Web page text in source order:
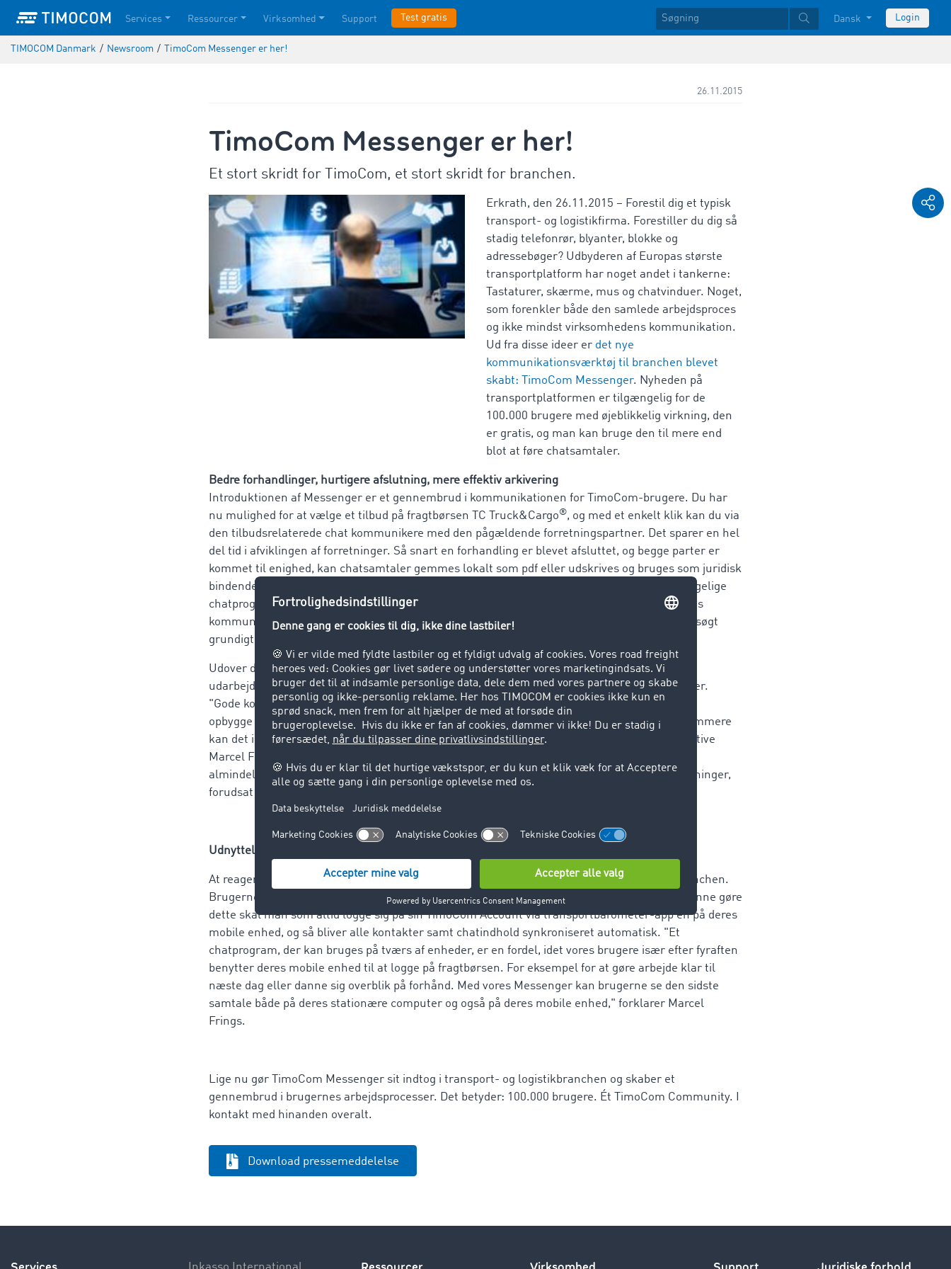
Services Ressourcer Virksomhed Support Test gratis Dansk Login
TIMOCOM Danmark / Newsroom / TimoCom Messenger er her!
26.11.2015
TimoCom Messenger er her!
Et stort skridt for TimoCom, et stort skridt for branchen.
Erkrath, den 26.11.2015 – Forestil dig et typisk
transport- og logistikfirma. Forestiller du dig så
stadig telefonrør, blyanter, blokke og
adressebøger? Udbyderen af Europas største
transportplatform har noget andet i tankerne:
Tastaturer, skærme, mus og chatvinduer. Noget,
som forenkler både den samlede arbejdsproces
og ikke mindst virksomhedens kommunikation.
Ud fra disse ideer er det nye
kommunikationsværktøj til branchen blevet
skabt: TimoCom Messenger. Nyheden på
transportplatformen er tilgængelig for de
100.000 brugere med øjeblikkelig virkning, den
er gratis, og man kan bruge den til mere end
blot at føre chatsamtaler.
Bedre forhandlinger, hurtigere afslutning, mere effektiv arkivering
Introduktionen af Messenger er et gennembrud i kommunikationen for TimoCom-brugere. Du har
nu mulighed for at vælge et tilbud på fragtbørsen TC Truck&Cargo®, og med et enkelt klik kan du via
den tilbudsrelaterede chat kommunikere med den pågældende forretningspartner. Det sparer en hel
del tid i afviklingen af forretninger. Så snart en forhandling er blevet afsluttet, og begge parter er
kommet til enighed, kan chatsamtaler gemmes lokalt som pdf eller udskrives og bruges som juridisk
bindende aftale. Sikkerhedsaspektet er også i fokus: I modsætning til andre offentligt tilgængelige
chatprogrammer kan kunderne være sikre på, at når de benytter TimoCom Messenger i deres
kommunikation, så er de i kontakt med en ægte bruger. Alle nye kunder bliver nemlig undersøgt
grundigt, før de overhovedet får adgang til transportplatformen.
Udover den tilbudsrelaterede chat har IT-firmaet med hovedsæde i Erkrath, Tyskland også
udarbejdet en almindelig chatfunktion, der kan bruges til networking og almindelige samtaler.
"Gode kontakter er altafgørende. Med den almindelige chatfunktion kan vores brugere nemt
opbygge et netværk med udvalgte partnere og holde kontakten ved lige over Messenger. Nemmere
kan det ikke være at pleje sine forretningsforbindelser", udtaler TimoComs Chief Representative
Marcel Frings. En yderligere fordel: Brugere af transportplatformen kan også benytte den
almindelige chat internt i firmaet til at kommunikere med kolleger og hurtigt udveksle oplysninger,
forudsat de også har en TimoCom licens.
Udnyttelse af forretningsmuligheder døgnet rundt
At reagere hurtigt og at være til rådighed med det samme spiller en stor rolle i transportbranchen.
Brugerne kan også bruge Messenger på mobile enheder, dvs. på tværs af enheder. For at kunne gøre
dette skal man som altid logge sig på sin TimoCom Account via transportbarometer-app'en på deres
mobile enhed, og så bliver alle kontakter samt chatindhold synkroniseret automatisk. "Et
chatprogram, der kan bruges på tværs af enheder, er en fordel, idet vores brugere især efter fyraften
benytter deres mobile enhed til at logge på fragtbørsen. For eksempel for at gøre arbejde klar til
næste dag eller danne sig overblik på forhånd. Med vores Messenger kan brugerne se den sidste
samtale både på deres stationære computer og også på deres mobile enhed," forklarer Marcel
Frings.
Lige nu gør TimoCom Messenger sit indtog i transport- og logistikbranchen og skaber et
gennembrud i brugernes arbejdsprocesser. Det betyder: 100.000 brugere. Ét TimoCom Community. I
kontakt med hinanden overalt.
Download pressemeddelelse